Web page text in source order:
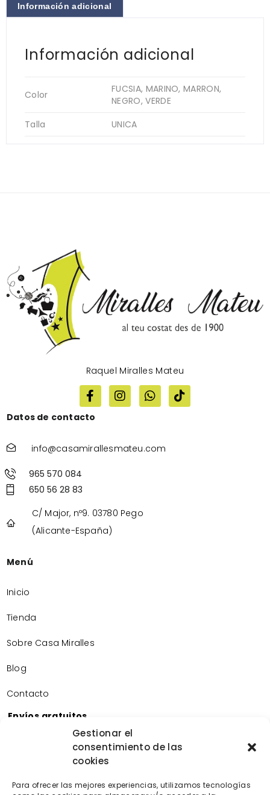
Gestionar el
consentimiento de las
cookies
Para ofrecer las mejores experiencias, utilizamos tecnologías
Información adicional
Información adicional
Color
FUCSIA, MARINO, MARRON,
NEGRO, VERDE
Talla
UNICA
Raquel Miralles Mateu
Datos de contacto
info@casamirallesmateu.com
965 570 084
650 56 28 83
C/ Major, nº9. 03780 Pego
(Alicante-España)
Menú
Inicio
Tienda
Sobre Casa Miralles
Blog
Contacto
Envíos gratuitos
Envíos gratuitos por la compra de más de 60€.
Devoluciones gratuitas
Devoluciones gratuitas en nuestra tienda física.
Pago seguro